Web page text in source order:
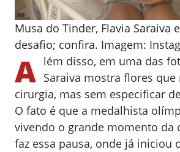
Musa do Tinder, Flavia Saraiva
desafio; confira. Imagem:
A lém disso, em uma das
Saraiva mostra flores que
cirurgia, mas sem especificar
O fato é que a medalhista
vivendo o grande momento da
faz essa pausa, onde já iniciou